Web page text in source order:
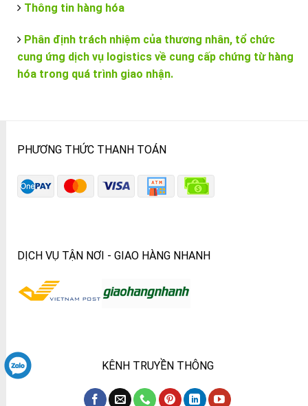
Thông tin hàng hóa
Phân định trách nhiệm của thương nhân, tổ chức
cung ứng dịch vụ logistics về cung cấp chứng từ hàng
hóa trong quá trình giao nhận.
PHƯƠNG THỨC THANH TOÁN
DỊCH VỤ TẬN NƠI - GIAO HÀNG NHANH
KÊNH TRUYỀN THÔNG